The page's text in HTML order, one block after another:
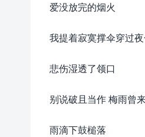
爱没放完的烟火
我提着寂寞撑伞穿过
悲伤湿透了领口
别说破且当作 梅雨曾
雨滴下鼓槌落